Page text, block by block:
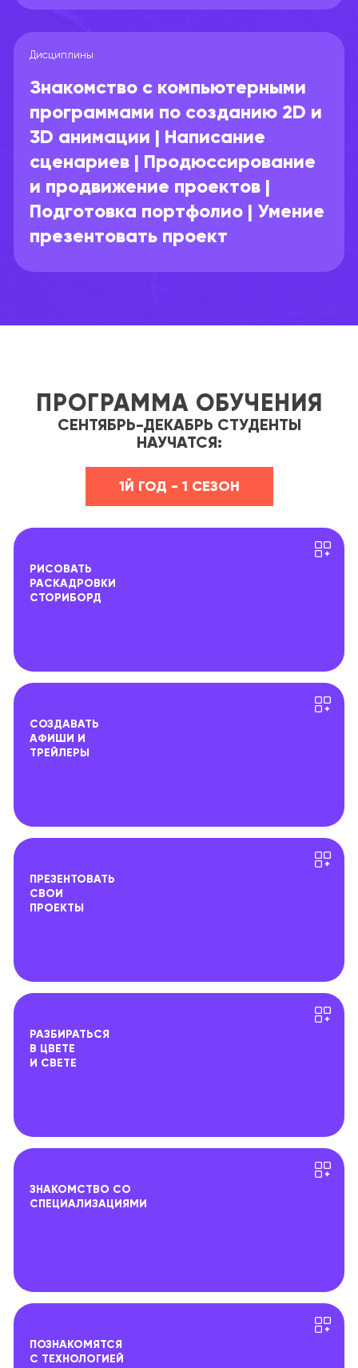
Дисциплины
Знакомство с компьютерными
программами по созданию 2D и
3D анимации | Написание
сценариев | Продюссирование
и продвижение проектов |
Подготовка портфолио | Умение
презентовать проект
ПРОГРАММА ОБУЧЕНИЯ
СЕНТЯБРЬ-ДЕКАБРЬ СТУДЕНТЫ
НАУЧАТСЯ:
1Й ГОД - 1 СЕЗОН
РИСОВАТЬ
РАСКАДРОВКИ
СТОРИБОРД
СОЗДАВАТЬ
АФИШИ И
ТРЕЙЛЕРЫ
ПРЕЗЕНТОВАТЬ
СВОИ
ПРОЕКТЫ
РАЗБИРАТЬСЯ
В ЦВЕТЕ
И СВЕТЕ
ЗНАКОМСТВО СО
СПЕЦИАЛИЗАЦИЯМИ
ПОЗНАКОМЯТСЯ
С ТЕХНОЛОГИЕЙ